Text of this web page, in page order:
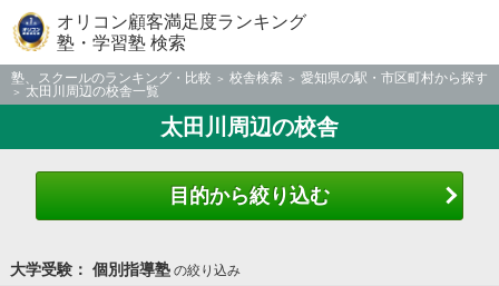
オリコン顧客満足度ランキング
塾・学習塾 検索
塾、スクールのランキング・比較 校舎検索
愛知県の駅・市区町村から探す
太田川周辺の校舎一覧
太田川周辺の校舎
目的から絞り込む
大学受験： 個別指導塾の絞り込み